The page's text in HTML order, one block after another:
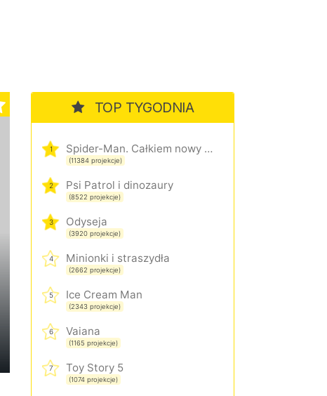
TOP TYGODNIA
1 Spider-Man. Całkiem nowy dzień
(11384 projekcje)
2 Psi Patrol i dinozaury
(8522 projekcje)
3 Odyseja
(3920 projekcje)
4 Minionki i straszydła
(2662 projekcje)
5 Ice Cream Man
(2343 projekcje)
6 Vaiana
(1165 projekcje)
7 Toy Story 5
(1074 projekcje)